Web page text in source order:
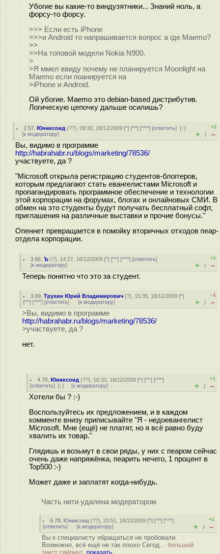
Убогие вы какие-то виндузятники... Знаний ноль, а
форсу-то форсу.
>>> Если есть iPhone
>>>и Android то напрашивается вопрос а где Maemo?
>>
>>На топовой модели Nokia N900.
>
>Я ммел ввиду почему не планируется Moonlight на
Maemo если поанируется на
>iPhone и Android.
Ой убогие. Maemo это debian-based дистрибутив.
Логическую цепочку дальше осилишь?
2.57 ,Юниксоид (??), 09:30, 18/12/2009 [^] [^^] [^^^] [ответить][↑]
[к модератору]
+2
+ / –
Вы, видимо в программе
http://habrahabr.ru/blogs/marketing/78536/
участвуете, да ?
"Microsoft открыла регистрацию студентов-блоггеров,
которым предлагают стать евангелистами Microsoft и
пропагандировать программное обеспечение и технологии
этой корпорации на форумах, блогах и онлайновых СМИ. В
обмен на это студенты будут получать бесплатный софт,
приглашения на различные выставки и прочие бонусы."
Опеннет превращается в помойку вторичных отходов пеар-
отдела корпорации.
3.66 ,Ъ (?), 14:27, 18/12/2009 [^] [^^] [^^^] [ответить]
[к модератору]
+1
+ / –
Теперь понятно что это за студент.
3.69 ,Трухин Юрий Владимирович (?), 15:35, 18/12/2009 [^]
[^^] [^^^] [ответить] [к модератору]
–1
+ / –
>Вы, видимо в программе
http://habrahabr.ru/blogs/marketing/78536/
>участвуете, да ?
нет.
4.70 ,Юниксоид (??), 16:33, 18/12/2009 [^] [^^] [^^^]
[ответить] [↓] [к модератору]
+1
+ / –
Хотели бы ? :-)
Воспользуйтесь их предложением, и в каждом
комменте внизу приписывайте "Я - недоевангелист
Microsoft. Мне (ещё) не платят, но я всё равно буду
хвалить их товар."
Глядишь и возьмут в свои ряды, у них с пеаром сейчас
очень даже напряжёнка, пеарить нечего, 1 процент в
Top500 :-)
Может даже и заплатят когда-нибудь.
Часть нити удалена модератором
6.78 Юниксоид (??), 20:51, 18/12/2009 [^] [^^] [^^^]
[ответить] [к модератору]
+1
+ / –
Вы к специалисту обращаться не пробовали
Возможно, всё ещё не так плохо Сегод... большой
текст свёрнут, показать